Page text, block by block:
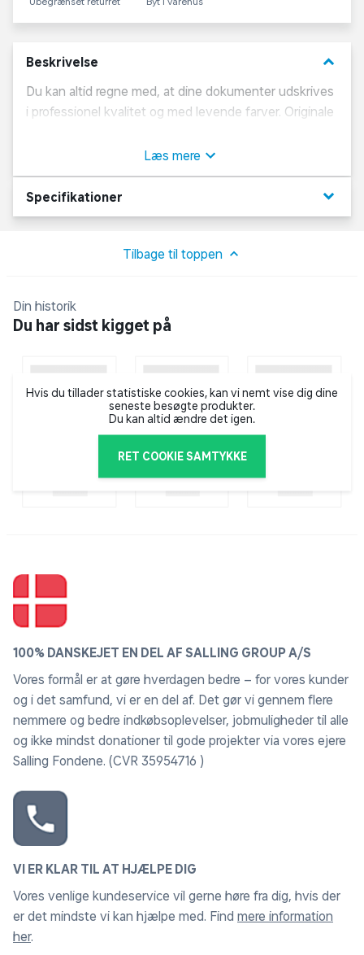
Beskrivelse keyboard_arrow_down
Du kan altid regne med, at dine dokumenter udskrives
i professionel kvalitet og med levende farver. Originale
fantastiske sideresultater samt holdbare resultater.[1]
Udskriv med enkeltpatroner og tonerpatroner med høj
kapacitet.[2,3]
Læs mere
Specifikationer keyboard_arrow_down
Tilbage til toppen
Din historik
Du har sidst kigget på
Hvis du tillader statistiske cookies, kan vi nemt vise dig dine
seneste besøgte produkter.
Du kan altid ændre det igen.
RET COOKIE SAMTYKKE
100% DANSKEJET EN DEL AF SALLING GROUP A/S
Vores formål er at gøre hverdagen bedre – for vores kunder
og i det samfund, vi er en del af. Det gør vi gennem flere
nemmere og bedre indkøbsoplevelser, jobmuligheder til alle
og ikke mindst donationer til gode projekter via vores ejere
Salling Fondene. (CVR 35954716 )
VI ER KLAR TIL AT HJÆLPE DIG
Vores venlige kundeservice vil gerne høre fra dig, hvis der
er det mindste vi kan hjælpe med. Find mere information
her.